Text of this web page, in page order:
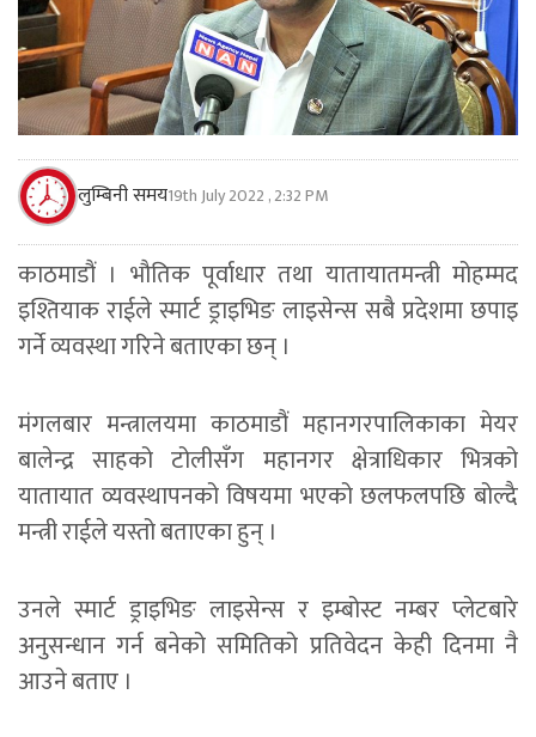
लुम्बिनी समय19th July 2022 , 2:32 PM
काठमाडौं । भौतिक पूर्वाधार तथा यातायातमन्त्री मोहम्मद
इश्तियाक राईले स्मार्ट ड्राइभिङ लाइसेन्स सबै प्रदेशमा छपाइ
गर्ने व्यवस्था गरिने बताएका छन् ।
मंगलबार मन्त्रालयमा काठमाडौं महानगरपालिकाका मेयर
बालेन्द्र साहको टोलीसँग महानगर क्षेत्राधिकार भित्रको
यातायात व्यवस्थापनको विषयमा भएको छलफलपछि बोल्दै
मन्त्री राईले यस्तो बताएका हुन् ।
उनले स्मार्ट ड्राइभिङ लाइसेन्स र इम्बोस्ट नम्बर प्लेटबारे
अनुसन्धान गर्न बनेको समितिको प्रतिवेदन केही दिनमा नै
आउने बताए ।